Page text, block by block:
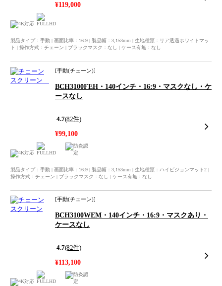
¥119,000
製品タイプ：手動 | 画面比率：16:9 | 製品幅：3,153mm | 生地種類：リア透過ホワイトマッ
ト | 操作方式：チェーン | ブラックマスク：なし | ケース有無：なし
4.7(82件)
¥99,100
BCH3100FEH・140インチ・16:9・マスクなし・ケ
ースなし
手動(チェーン)
製品タイプ：手動 | 画面比率：16:9 | 製品幅：3,153mm | 生地種類：ハイビジョンマット2 |
操作方式：チェーン | ブラックマスク：なし | ケース有無：なし
4.7(82件)
¥113,100
BCH3100WEM・140インチ・16:9・マスクあり・
ケースなし
手動(チェーン)